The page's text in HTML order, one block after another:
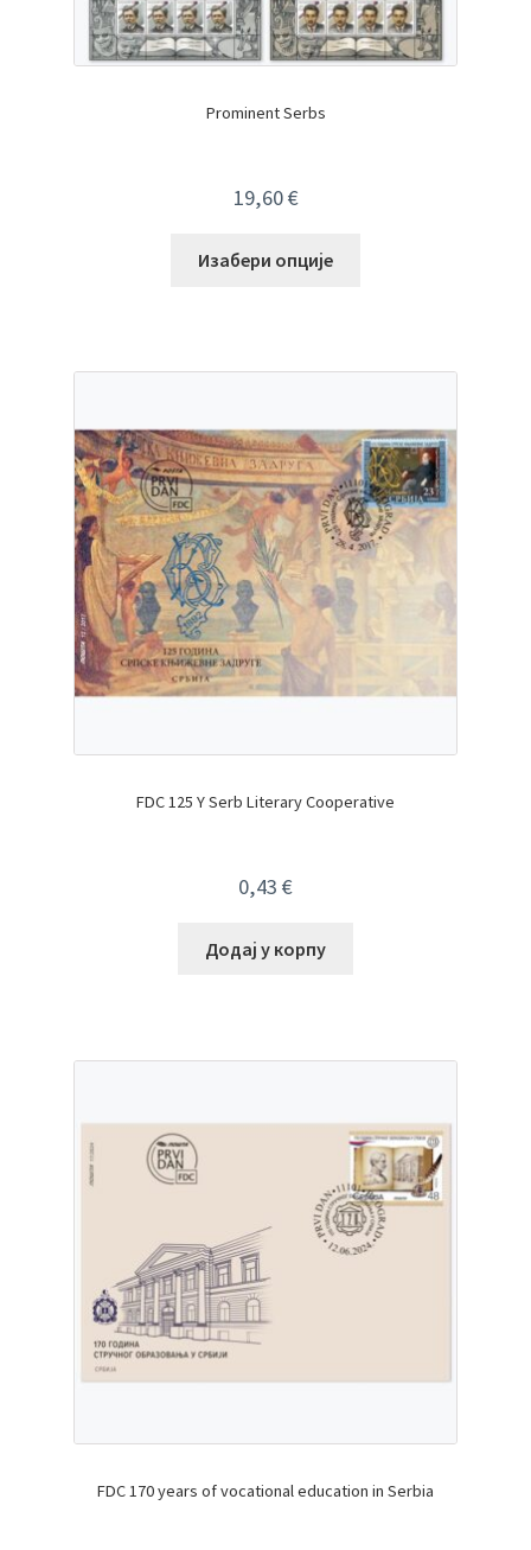
Prominent Serbs
19,60€
Изабери опције
FDC 125 Y Serb Literary Cooperative
0,43 €
Додај у корпу
FDC 170 years of vocational education in Serbia